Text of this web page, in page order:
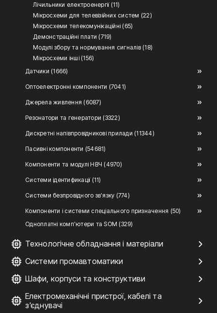
Лічильники електроенергії (11)
Мікросхеми для телевізійних систем (22)
Мікросхеми телекомунікаційні (65)
Демонстраційні плати (719)
Модулі збору та нормування сигналів (18)
Мікросхеми інші (156)
Датчики (1666)
Оптоелектронні компоненти (7041)
Джерела живлення (6087)
Резонатори та генератори (3322)
Дискретні напівпровідникові прилади (11344)
Пасивні компоненти (54681)
Компоненти та модулі НВЧ (4970)
Системи ідентификації (11)
Системи безпровідного зв'язку (774)
Компоненти і системи спеціального призначення (50)
Одноплатні комп'ютери та SOM (329)
Технологічне обладнання і матеріали
Системи промавтоматики
Шафи, корпуси та конструктиви
Електромеханічні пристрої, кабелі та
з'єднувачі